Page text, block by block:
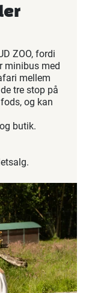
ZOO, fordi
minibus med
mellem
tre stop på
og kan
butik.